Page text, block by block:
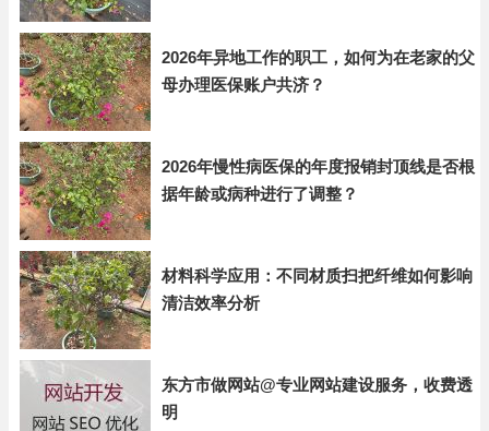
2026年异地工作的职工，如何为在老家的父
母办理医保账户共济？
2026年慢性病医保的年度报销封顶线是否根
据年龄或病种进行了调整？
材料科学应用：不同材质扫把纤维如何影响
清洁效率分析
东方市做网站@专业网站建设服务，收费透
明